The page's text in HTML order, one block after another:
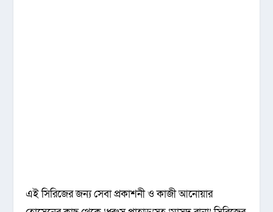
এই সিরিজের জন্য সেবা প্রকাশনী ও কাজী আনোয়ার